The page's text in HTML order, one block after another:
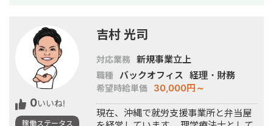
0いいね!
稼働ステータス
吉村 光司
対応業務 新規事業立上
職種 バックオフィス 経理・財務
希望時給単価 30,000円～
現在、沖縄で就労支援事業所と弁当屋